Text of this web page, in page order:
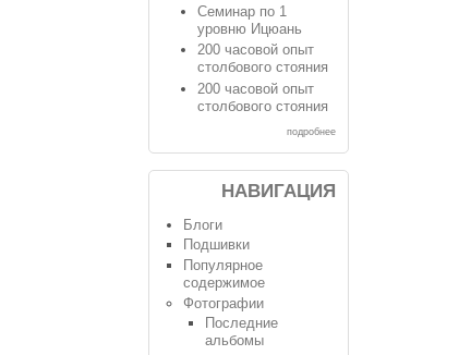
Семинар по 1
уровню Ицюань
200 часовой опыт
столбового стояния
200 часовой опыт
столбового стояния
подробнее
НАВИГАЦИЯ
Блоги
Подшивки
Популярное
содержимое
Фотографии
Последние
альбомы